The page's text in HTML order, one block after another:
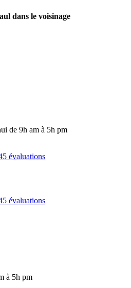
dans le voisinage
de 9h am à 5h pm
évaluations
évaluations
à 5h pm